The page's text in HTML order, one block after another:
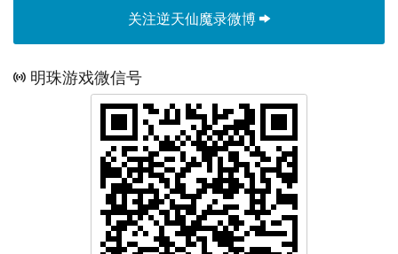
关注逆天仙魔录微博
明珠游戏微信号